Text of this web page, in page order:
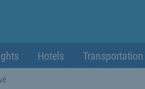
Hotels Transportation